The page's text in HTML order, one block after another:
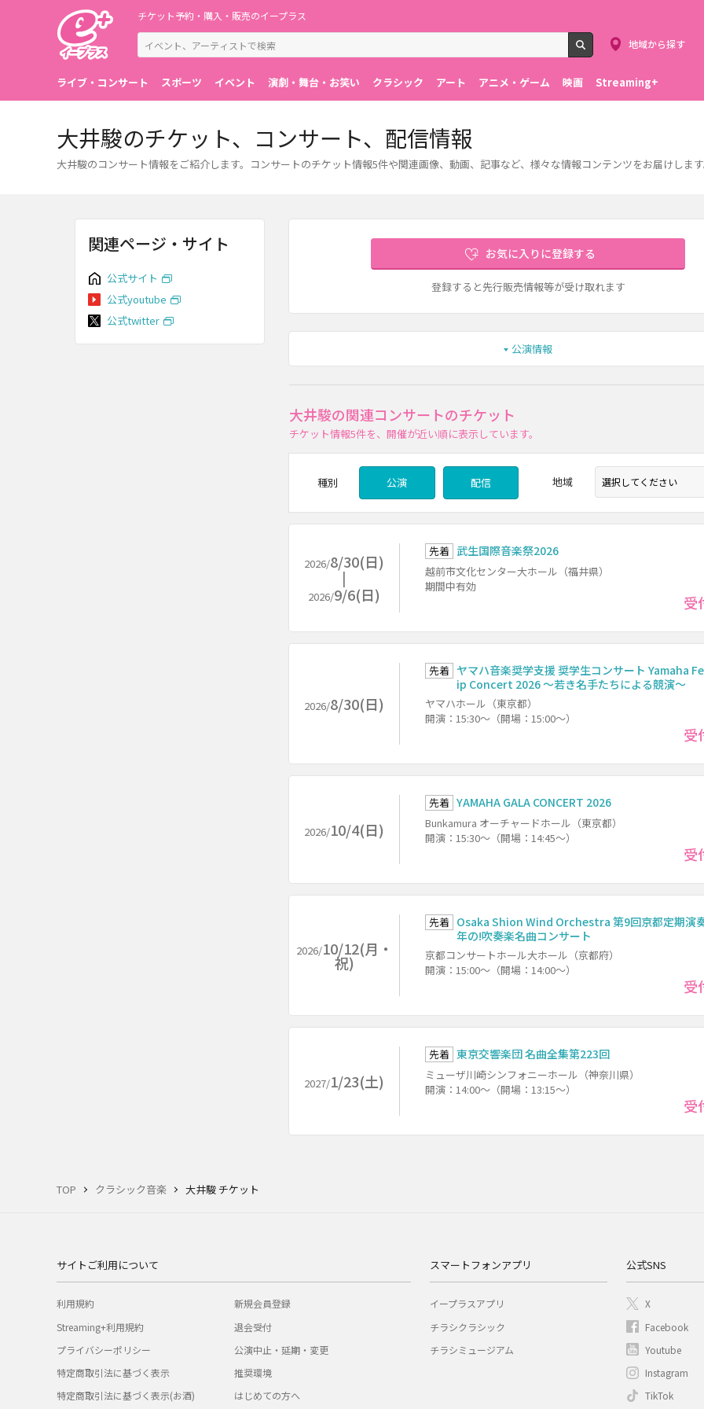
チケット予約・購入・販売のイープラス
検索
地域から探す
ライブ・コンサート スポーツ イベント 演劇・舞台・お笑い クラシック アート アニメ・ゲーム 映画 Streaming+
TOP クラシック音楽 大井駿 チケット
大井駿のチケット、コンサート、配信情報
大井駿のコンサート情報をご紹介します。コンサートのチケット情報5件や関連画像、動画、記事など、様々な情報コンテンツをお届けします
お気に入りに登録する
登録すると先行販売情報等が受け取れます
公演情報
大井駿の関連コンサートのチケット
チケット情報5件を、開催が近い順に表示しています。
種別 公演 配信 地域
2026/8/30(日)
2026/9/6(日)
先着 武生国際音楽祭2026
越前市文化センター大ホール（福井県）
期間中有効
受
2026/8/30(日)
先着 ヤマハ音楽奨学支援 奨学生コンサート Yamaha
ip Concert 2026 ～若き名手たちによる競演～
ヤマハホール（東京都）
開演：15:30～（開場：15:00～）
受
2026/10/4(日)
先着 YAMAHA GALA CONCERT 2026
Bunkamura オーチャードホール（東京都）
開演：15:30～（開場：14:45～）
受
2026/10/12(月・
祝)
先着 Osaka Shion Wind Orchestra 第9回京都定期演
年の!吹奏楽名曲コンサート
京都コンサートホール大ホール（京都府）
開演：15:00～（開場：14:00～）
受
2027/1/23(土)
先着 東京交響楽団 名曲全集第223回
ミューザ川崎シンフォニーホール（神奈川県）
開演：14:00～（開場：13:15～）
受
関連ページ・サイト
公式サイト
公式youtube
公式twitter
サイトご利用について
利用規約
Streaming+利用規約
プライバシーポリシー
特定商取引法に基づく表示
特定商取引法に基づく表示(お酒)
新規会員登録
退会受付
公演中止・延期・変更
推奨環境
はじめての方へ
スマートフォンアプリ
イープラスアプリ
チラシクラシック
チラシミュージアム
公式SNS
X
Facebook
Youtube
Instagram
TikTok